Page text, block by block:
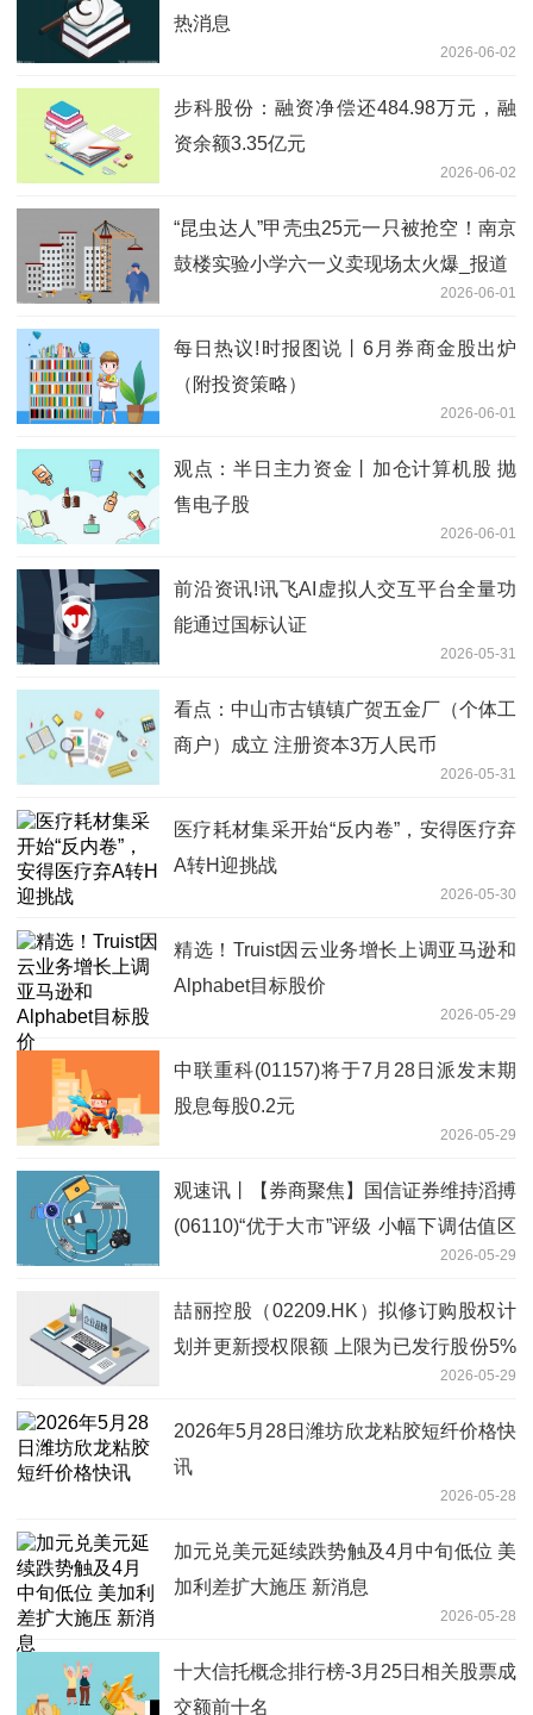
热消息
2026-06-02
步科股份：融资净偿还484.98万元，融
资余额3.35亿元
2026-06-02
“昆虫达人”甲壳虫25元一只被抢空！南京
鼓楼实验小学六一义卖现场太火爆_报道
2026-06-01
每日热议!时报图说丨6月券商金股出炉
（附投资策略）
2026-06-01
观点：半日主力资金丨加仓计算机股 抛
售电子股
2026-06-01
前沿资讯!讯飞AI虚拟人交互平台全量功
能通过国标认证
2026-05-31
看点：中山市古镇镇广贺五金厂（个体工
商户）成立 注册资本3万人民币
2026-05-31
医疗耗材集采开始“反内卷”，安得医疗弃
A转H迎挑战
2026-05-30
精选！Truist因云业务增长上调亚马逊和
Alphabet目标股价
2026-05-29
中联重科(01157)将于7月28日派发末期
股息每股0.2元
2026-05-29
观速讯丨【券商聚焦】国信证券维持滔搏
(06110)“优于大市”评级 小幅下调估值区
2026-05-29
喆丽控股（02209.HK）拟修订购股权计
划并更新授权限额 上限为已发行股份5%
2026-05-29
2026年5月28日潍坊欣龙粘胶短纤价格快
讯
2026-05-28
加元兑美元延续跌势触及4月中旬低位 美
加利差扩大施压 新消息
2026-05-28
十大信托概念排行榜-3月25日相关股票成
交额前十名